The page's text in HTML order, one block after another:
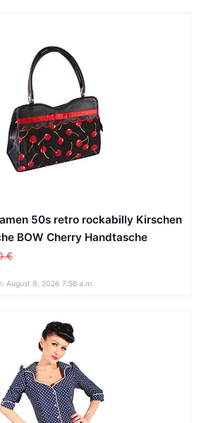
50s retro rockabilly Kirschen
BOW Cherry Handtasche
€
August 9, 2026 7:58 a.m.